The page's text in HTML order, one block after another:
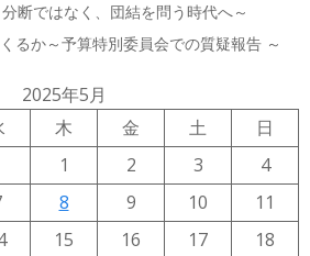
断ではなく、団結を問う時代へ～
るか～予算特別委員会での質疑報告 ～
2025年5月
木 金 土
日
1
2 3
4
8 9 10
11
15 16 17
18